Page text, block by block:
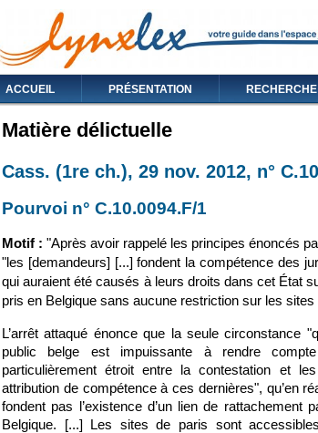
ACCUEIL PRÉSENTATION
Matière délictuelle
Cass. (1re ch.), 29 nov. 2012, n°
Pourvoi n° C.10.0094.F/1
Motif : "Après avoir rappelé les principes énoncés
"les [demandeurs] [...] fondent la compétence des
qui auraient été causés à leurs droits dans cet État
pris en Belgique sans aucune restriction sur les
L’arrêt attaqué énonce que la seule circonstance
public belge est impuissante à rendre
particulièrement étroit entre la contestation et
attribution de compétence à ces dernières", qu’en
fondent pas l’existence d’un lien de rattachement
Belgique. [...] Les sites de paris sont